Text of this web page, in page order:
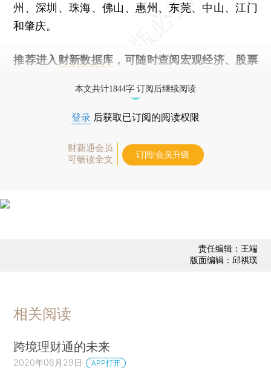
州、深圳、珠海、佛山、惠州、东莞、中山、江门
和肇庆。
推荐进入 财新数据库 ，可随时查阅宏观经济、股票
本文共计1844字 订阅后继续阅读
登录 后获取已订阅的阅读权限
财新通会员
可畅读全文
订阅/会员升级
责任编辑：王端
版面编辑：邱祺璞
相关阅读
跨境理财通的未来
2020年06月29日 APP打开